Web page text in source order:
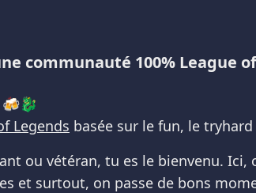
communauté 100% League
🍻🐉
Legends basée sur le fun, le
ou vétéran, tu es le bienvenu.
et surtout, on passe de bons